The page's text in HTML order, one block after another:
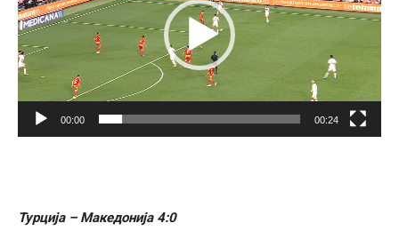
00:00 00:24
Турција – Македонија 4:0